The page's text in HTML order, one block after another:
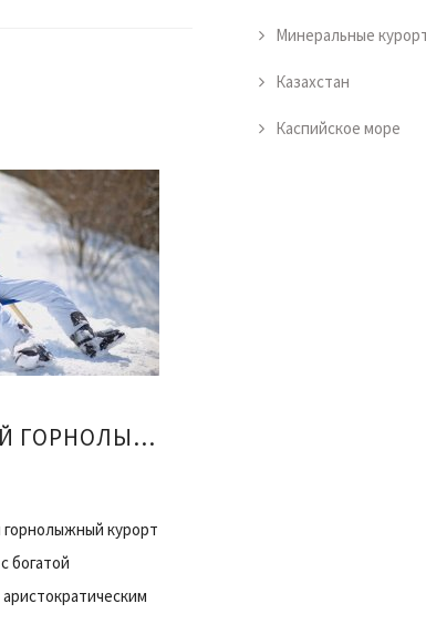
САМЫЙ ЛУЧШИЙ ГОРНОЛЫЖНЫЙ КУРОРТ
курорт
богатой
Минеральные
Казахстан
Каспийское море